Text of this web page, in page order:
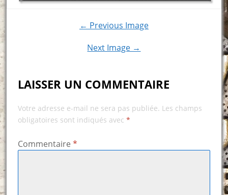
← Previous Image
Next Image →
LAISSER UN COMMENTAIRE
Votre adresse e-mail ne sera pas publiée. Les champs
obligatoires sont indiqués avec *
Commentaire *